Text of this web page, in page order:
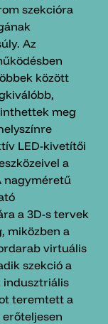
szekcióra
Az
között
meg
LED-kivetítői
a
nagyméretű
a 3D-s tervek
miközben a
virtuális
szekció a
indusztriális
teremtett a